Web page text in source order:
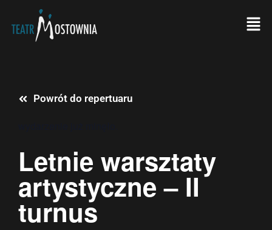
Powrót do repertuaru
Letnie warsztaty
artystyczne – II
turnus